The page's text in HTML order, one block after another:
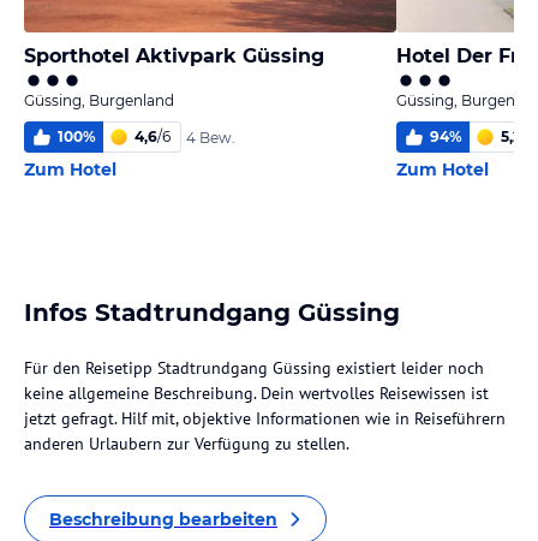
Sporthotel Aktivpark Güssing
Güssing, Burgenland
100% 4,6/6 4 Bew.
Zum Hotel
Hotel Der
Güssing,
94% 5,2
Zum Hotel
Infos Stadtrundgang Güssing
Für den Reisetipp Stadtrundgang Güssing existiert leider noch
keine allgemeine Beschreibung. Dein wertvolles Reisewissen ist
jetzt gefragt. Hilf mit, objektive Informationen wie in Reiseführern
anderen Urlaubern zur Verfügung zu stellen.
Beschreibung bearbeiten